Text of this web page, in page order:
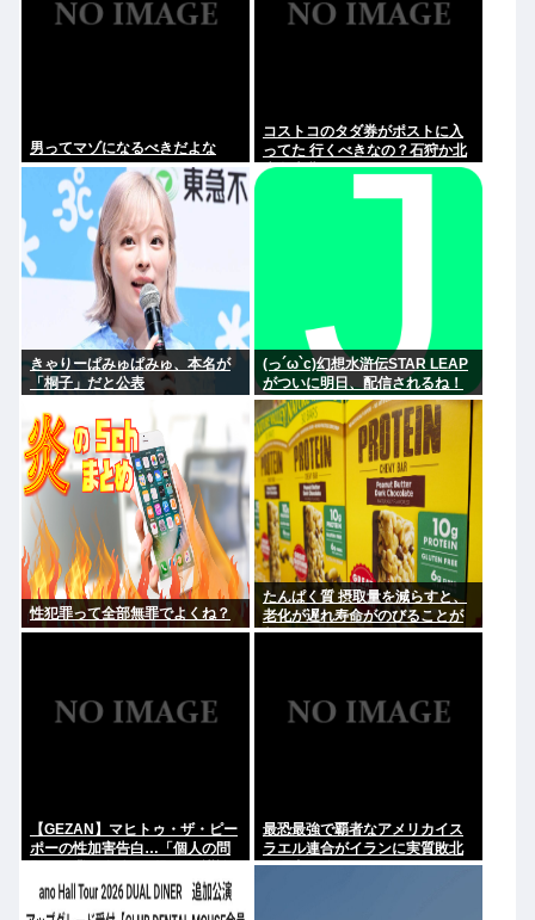
男ってマゾになるべきだよな
コストコのタダ券がポストに入
ってた 行くべきなの？石狩か北
広島大曲だよな
きゃりーぱみゅぱみゅ、本名が
「桐子」だと公表
(っ´ω`c)幻想水滸伝STAR LEAP
がついに明日、配信されるね！
性犯罪って全部無罪でよくね？
たんぱく質 摂取量を減らすと、
老化が遅れ寿命がのびることが
判明 まっちゃん(;ω;)
【GEZAN】マヒトゥ・ザ・ピー
ポーの性加害告白…「個人の問
が拡大
最恐最強で覇者なアメリカイス
ラエル連合がイランに実質敗北
な理由、分からない